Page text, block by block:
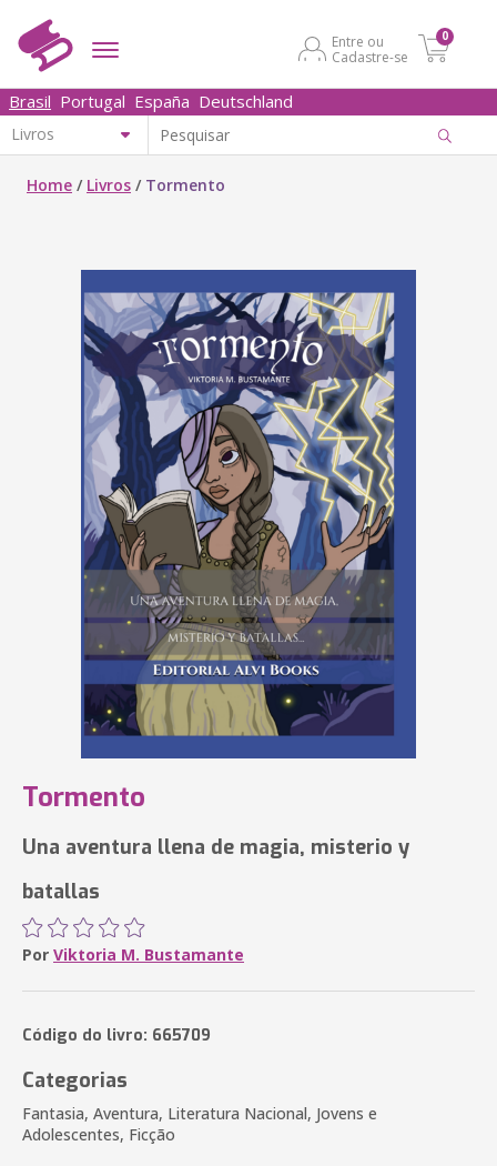
Entre ou
Cadastre-se
0
Brasil Portugal España Deutschland
Home / Livros / Tormento
Tormento
Una aventura llena de magia, misterio y
batallas
Por Viktoria M. Bustamante
Código do livro: 665709
Categorias
Fantasia, Aventura, Literatura Nacional, Jovens e
Adolescentes, Ficção